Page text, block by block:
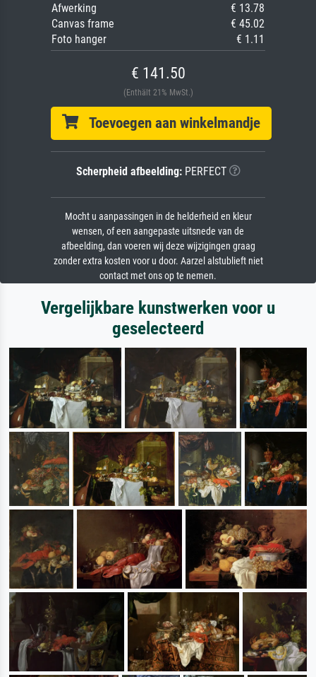
Afwerking
€ 13.78
Canvas frame
€ 45.02
Foto hanger
€ 1.11
€ 141.50
(Enthält 21% MwSt.)
Toevoegen aan winkelmandje
Scherpheid afbeelding:PERFECT
Mocht u aanpassingen in de helderheid en kleur
wensen, of een aangepaste uitsnede van de
afbeelding, dan voeren wij deze wijzigingen graag
zonder extra kosten voor u door. Aarzel alstublieft niet
contact met ons op te nemen.
Vergelijkbare kunstwerken voor u
geselecteerd